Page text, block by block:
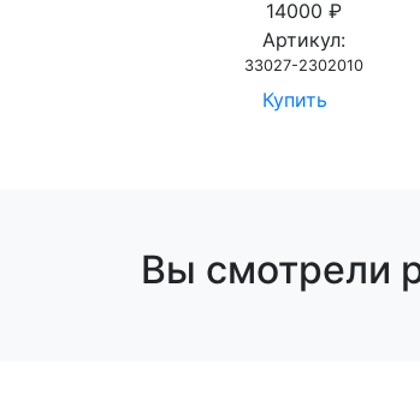
14000 ₽
Артикул:
33027-2302010
Купить
Вы смотрели